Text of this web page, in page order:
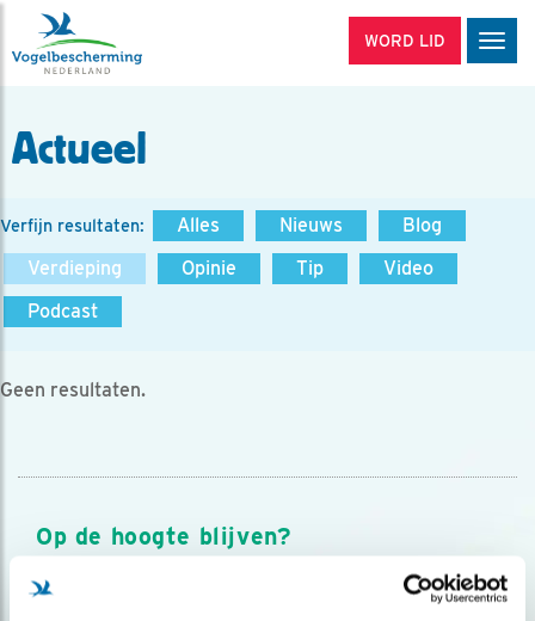
WORD LID
Actueel
Verfijn resultaten: Alles Nieuws
Blog
Verdieping
Opinie Tip
Video
Podcast
Geen resultaten.
Op de hoogte blijven?
Meld je aan en ontvang nieuws, inspiratie, acties en tips
over vogels en activiteiten van Vogelbescherming.